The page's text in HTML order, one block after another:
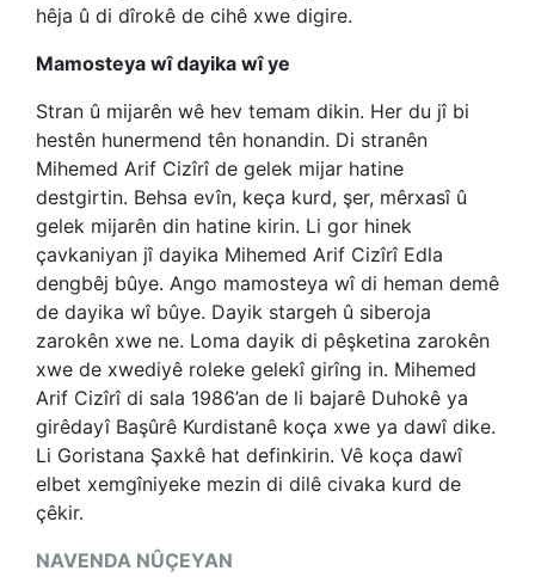
hêja û di dîrokê de cihê xwe digire.
Mamosteya wî dayika wî ye
Stran û mijarên wê hev temam dikin. Her du jî bi
hestên hunermend tên honandin. Di stranên
Mihemed Arif Cizîrî de gelek mijar hatine
destgirtin. Behsa evîn, keça kurd, şer, mêrxasî û
gelek mijarên din hatine kirin. Li gor hinek
çavkaniyan jî dayika Mihemed Arif Cizîrî Edla
dengbêj bûye. Ango mamosteya wî di heman demê
de dayika wî bûye. Dayik stargeh û siberoja
zarokên xwe ne. Loma dayik di pêşketina zarokên
xwe de xwediyê roleke gelekî girîng in. Mihemed
Arif Cizîrî di sala 1986’an de li bajarê Duhokê ya
girêdayî Başûrê Kurdistanê koça xwe ya dawî dike.
Li Goristana Şaxkê hat definkirin. Vê koça dawî
elbet xemgîniyeke mezin di dilê civaka kurd de
çêkir.
NAVENDA NÛÇEYAN